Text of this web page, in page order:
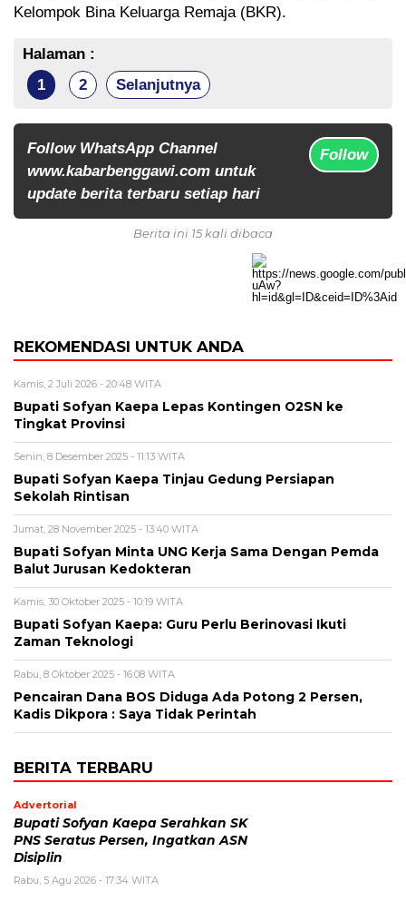
Kelompok Bina Keluarga Remaja (BKR).
Halaman :
1
2 Selanjutnya
Follow WhatsApp Channel
www.kabarbenggawi.com untuk
update berita terbaru setiap hari
Follow
Berita ini 15 kali dibaca
REKOMENDASI UNTUK ANDA
Kamis, 2 Juli 2026 - 20:48 WITA
Bupati Sofyan Kaepa Lepas Kontingen O2SN ke
Tingkat Provinsi
Senin, 8 Desember 2025 - 11:13 WITA
Bupati Sofyan Kaepa Tinjau Gedung Persiapan
Sekolah Rintisan
Jumat, 28 November 2025 - 13:40 WITA
Bupati Sofyan Minta UNG Kerja Sama Dengan Pemda
Balut Jurusan Kedokteran
Kamis, 30 Oktober 2025 - 10:19 WITA
Bupati Sofyan Kaepa: Guru Perlu Berinovasi Ikuti
Zaman Teknologi
Rabu, 8 Oktober 2025 - 16:08 WITA
Pencairan Dana BOS Diduga Ada Potong 2 Persen,
Kadis Dikpora : Saya Tidak Perintah
BERITA TERBARU
Advertorial
Bupati Sofyan Kaepa Serahkan SK
PNS Seratus Persen, Ingatkan ASN
Disiplin
Rabu, 5 Agu 2026 - 17:34 WITA